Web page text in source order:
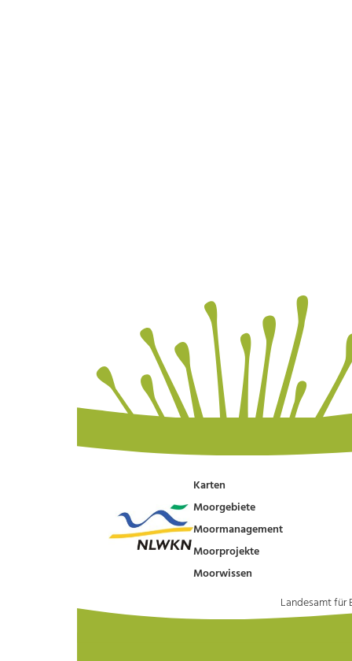
Karten
Moorgebiete
Moormanagement
Moorprojekte
Moorwissen
Landesamt für